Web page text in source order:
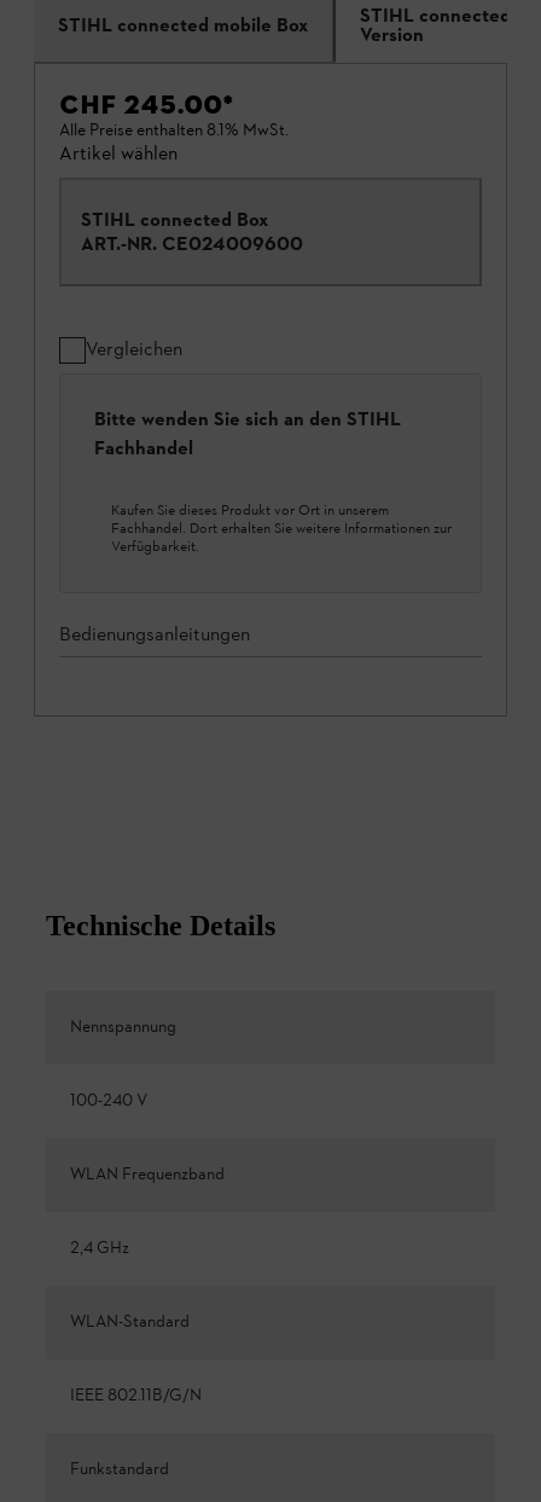
STIHL connected mobile Box STIHL connected
Version
CHF 245.00*
Alle Preise enthalten 8.1% MwSt.
Artikel wählen
STIHL connected Box
ART.-NR. CE024009600
Vergleichen
Bitte wenden Sie sich an den STIHL
Fachhandel
Kaufen Sie dieses Produkt vor Ort in unserem
Fachhandel. Dort erhalten Sie weitere Informationen zur
Verfügbarkeit.
Bedienungsanleitungen
Technische Details
Nennspannung
100-240 V
WLAN Frequenzband
2,4 GHz
WLAN-Standard
IEEE 802.11B/G/N
Funkstandard